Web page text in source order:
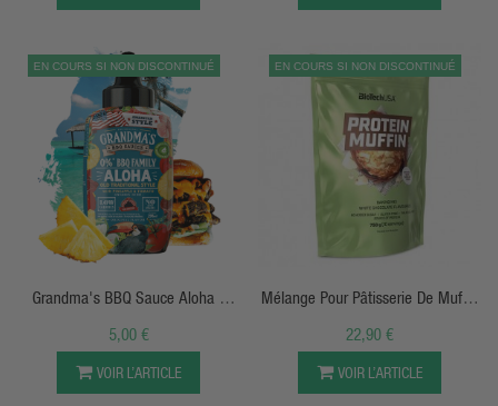
EN COURS SI NON DISCONTINUÉ
APERÇU RAPIDE
Grandma's BBQ Sauce Aloha -
Hawaiin - 290g - Max Protein
5,00 €
VOIR L’ARTICLE
EN COURS SI NON DISCONTINUÉ
APERÇU RAPIDE
Mélange Pour Pâtisserie De Muffin
Protéiné -750g - BiotechUSA
22,90 €
VOIR L’ARTICLE